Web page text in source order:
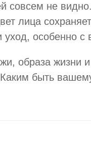
совсем не
лица
особенно с
образа жизни
быть